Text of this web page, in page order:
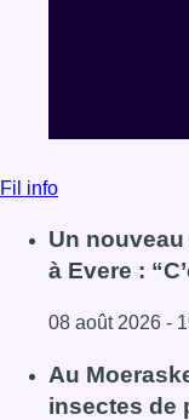
Fil info
Un
à Evere :
08 août 2026 -
Lire l'article Un
Au
insectes de